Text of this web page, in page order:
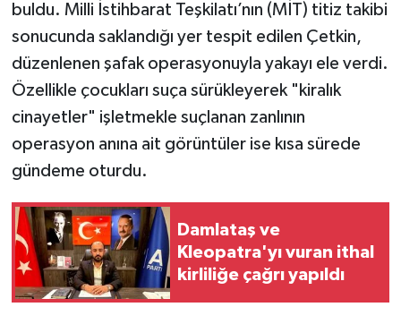
buldu. Milli İstihbarat Teşkilatı’nın (MİT) titiz takibi
sonucunda saklandığı yer tespit edilen Çetkin,
düzenlenen şafak operasyonuyla yakayı ele verdi.
Özellikle çocukları suça sürükleyerek "kiralık
cinayetler" işletmekle suçlanan zanlının
operasyon anına ait görüntüler ise kısa sürede
gündeme oturdu.
Damlataş ve
Kleopatra'yı vuran ithal
kirliliğe çağrı yapıldı